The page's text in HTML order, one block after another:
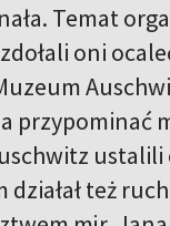
Temat
oni
przypominać
ustalili
też